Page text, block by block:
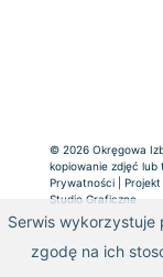
© 2026 Okręgowa
kopiowanie zdjęć lub
Prywatności |
Studio Graficzne
Serwis wykorzystuje
zgodę na ich